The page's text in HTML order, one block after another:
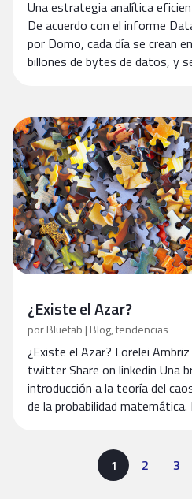
Una estrategia analítica
De acuerdo con el informe
por Domo, cada día se crean
billones de bytes de datos, y
¿Existe el Azar?
porBluetab | Blog,tendencias
¿Existe el Azar? Lorelei
twitter Share on linkedin Una
introducción a la teoría del
de la probabilidad matemática.
1 2 3